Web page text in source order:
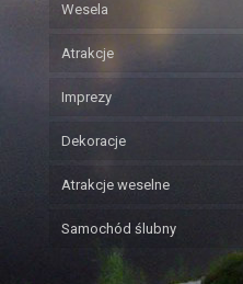
Wesela
Atrakcje
Imprezy
Dekoracje
Atrakcje weselne
Samochód ślubny